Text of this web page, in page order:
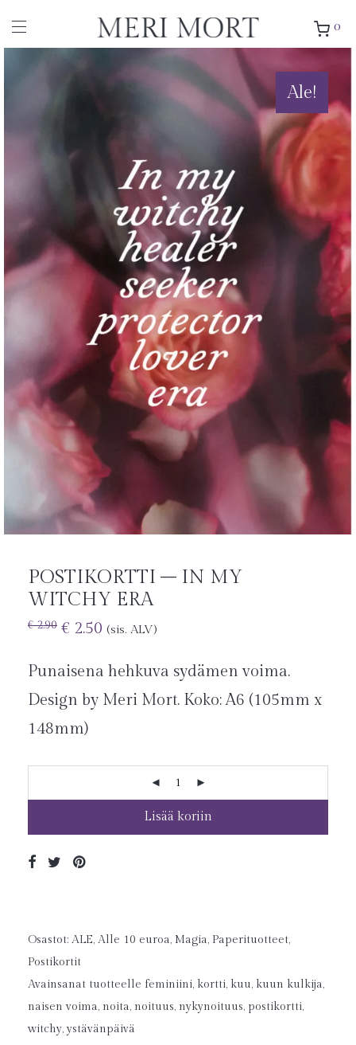
0
Ale!
POSTIKORTTI – IN MY
WITCHY ERA
€2.90 € 2.50 (sis. ALV)
Punaisena hehkuva sydämen voima.
Design by Meri Mort. Koko: A6 (105mm x
148mm)
Lisää koriin
Osastot: ALE, Alle 10 euroa, Magia, Paperituotteet,
Postikortit
Avainsanat tuotteelle feminiini, kortti, kuu, kuun kulkija,
naisen voima, noita, noituus, nykynoituus, postikortti,
witchy,ystävänpäivä